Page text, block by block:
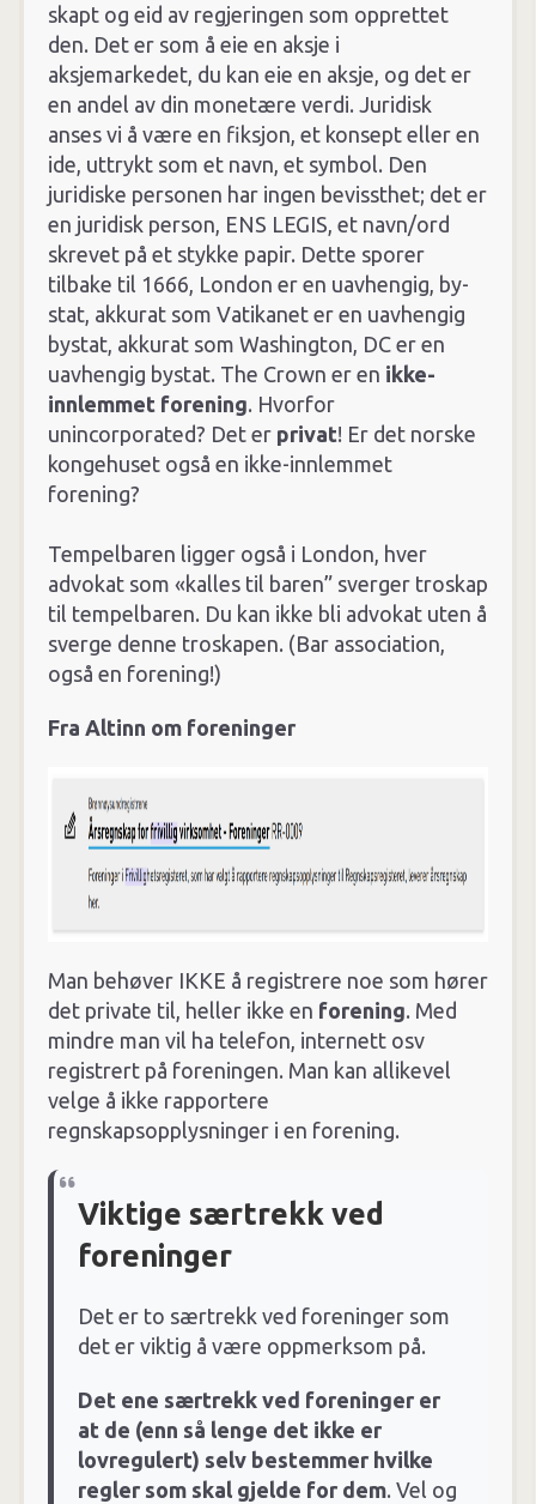
skapt og eid av regjeringen som opprettet
den. Det er som å eie en aksje i
aksjemarkedet, du kan eie en aksje, og det er
en andel av din monetære verdi. Juridisk
anses vi å være en fiksjon, et konsept eller en
ide, uttrykt som et navn, et symbol. Den
juridiske personen har ingen bevissthet; det er
en juridisk person, ENS LEGIS, et navn/ord
skrevet på et stykke papir. Dette sporer
tilbake til 1666, London er en uavhengig, by-
stat, akkurat som Vatikanet er en uavhengig
bystat, akkurat som Washington, DC er en
uavhengig bystat. The Crown er en ikke-
innlemmet forening. Hvorfor
unincorporated? Det er privat! Er det norske
kongehuset også en ikke-innlemmet
forening?
Tempelbaren ligger også i London, hver
advokat som «kalles til baren” sverger troskap
til tempelbaren. Du kan ikke bli advokat uten å
sverge denne troskapen. (Bar association,
også en forening!)
Fra Altinn om foreninger
Man behøver IKKE å registrere noe som hører
det private til, heller ikke en forening. Med
mindre man vil ha telefon, internett osv
registrert på foreningen. Man kan allikevel
velge å ikke rapportere
regnskapsopplysninger i en forening.
Viktige særtrekk ved
foreninger
Det er to særtrekk ved foreninger som
det er viktig å være oppmerksom på.
Det ene særtrekk ved foreninger er
at de (enn så lenge det ikke er
lovregulert) selv bestemmer hvilke
regler som skal gjelde for dem. Vel og